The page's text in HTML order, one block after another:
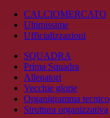
CALCIOMERCATO
Ultimissime
Ufficializzazioni
SQUADRA
Prima Squadra
Allenatori
Vecchie glorie
Organigramma tecnico
Struttura organizzativa